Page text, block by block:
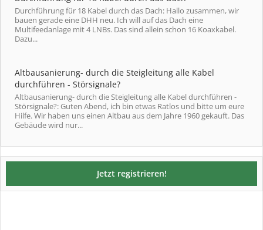
Durchführung für 18 Kabel durch das Dach: Hallo zusammen, wir
bauen gerade eine DHH neu. Ich will auf das Dach eine
Multifeedanlage mit 4 LNBs. Das sind allein schon 16 Koaxkabel.
Dazu...
Altbausanierung- durch die Steigleitung alle Kabel
durchführen - Störsignale?
Altbausanierung- durch die Steigleitung alle Kabel durchführen -
Störsignale?: Guten Abend, ich bin etwas Ratlos und bitte um eure
Hilfe. Wir haben uns einen Altbau aus dem Jahre 1960 gekauft. Das
Gebäude wird nur...
Jetzt registrieren!